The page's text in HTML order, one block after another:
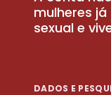
mulheres
sexual e
DADOS E